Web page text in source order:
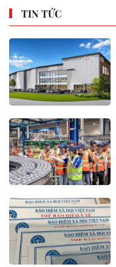
TIN TỨC